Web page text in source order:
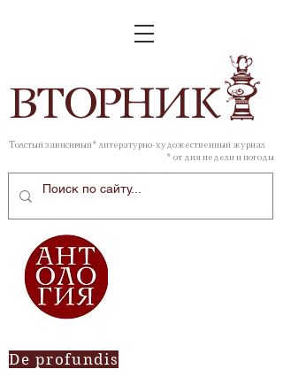
ВТОРНИК
Толстый зависимый* литературно-художественный журнал
* от дня недели и погоды
De profundis